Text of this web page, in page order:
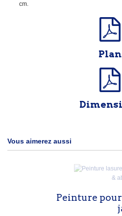
cm.
Plan
Vous aimerez aussi